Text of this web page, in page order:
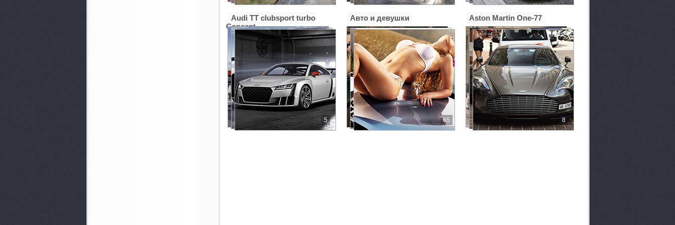
Used Cars, салон подержанных автомобилей
Землячки, 25
Used Cars, салон подержанных автомобилей
Вильнюсская, 42
А-Моторс пр. Жукова 74
А-Центр, автосалон
Волжский, Профсоюзов бульвар, 1Б
А-Центр, автосалон Волжский, Труда площадь, 4
5
Audi TT clubsport turbo
Concept
65
Авто и девушки
8
Aston Martin One-77